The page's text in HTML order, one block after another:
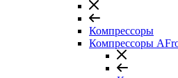
Компрессоры
Компрессоры